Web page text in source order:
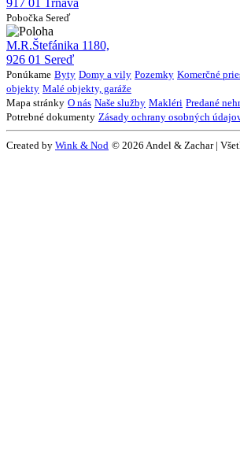
917 01 Trnava
Pobočka Sereď
M.R.Štefánika 1180,
926 01 Sereď
Ponúkame Byty Domy a vily Pozemky Komerčné
objekty Malé objekty, garáže
Mapa stránky O nás Naše služby Makléri Predané
Potrebné dokumenty Zásady ochrany osobných
Created by Wink & Nod © 2026 Andel & Zachar |